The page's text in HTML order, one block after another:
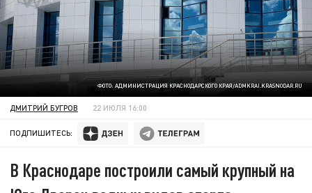
ФОТО: АДМИНИСТРАЦИЯ КРАСНОДАРСКОГО КРАЯ/ADMKRAI.KRASNODAR.RU
ДМИТРИЙ БУГРОВ 22 ИЮЛЯ 16:00
ПОДПИШИТЕСЬ:
В Краснодаре построили самый крупный на